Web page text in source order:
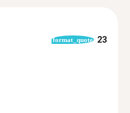
format_quote 23